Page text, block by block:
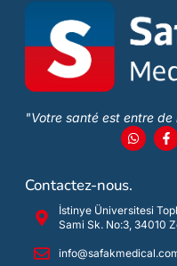
"Votre santé est entre de
Contactez-nous.
İstinye Üniversitesi
Sami Sk. No:3, 34010